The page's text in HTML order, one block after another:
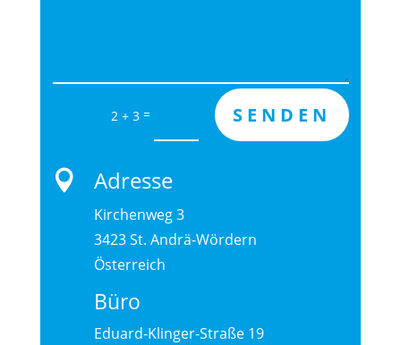
2 + 3= SENDEN
 Adresse
Kirchenweg 3
3423 St. Andrä-Wördern
Österreich
Büro
Eduard-Klinger-Straße 19